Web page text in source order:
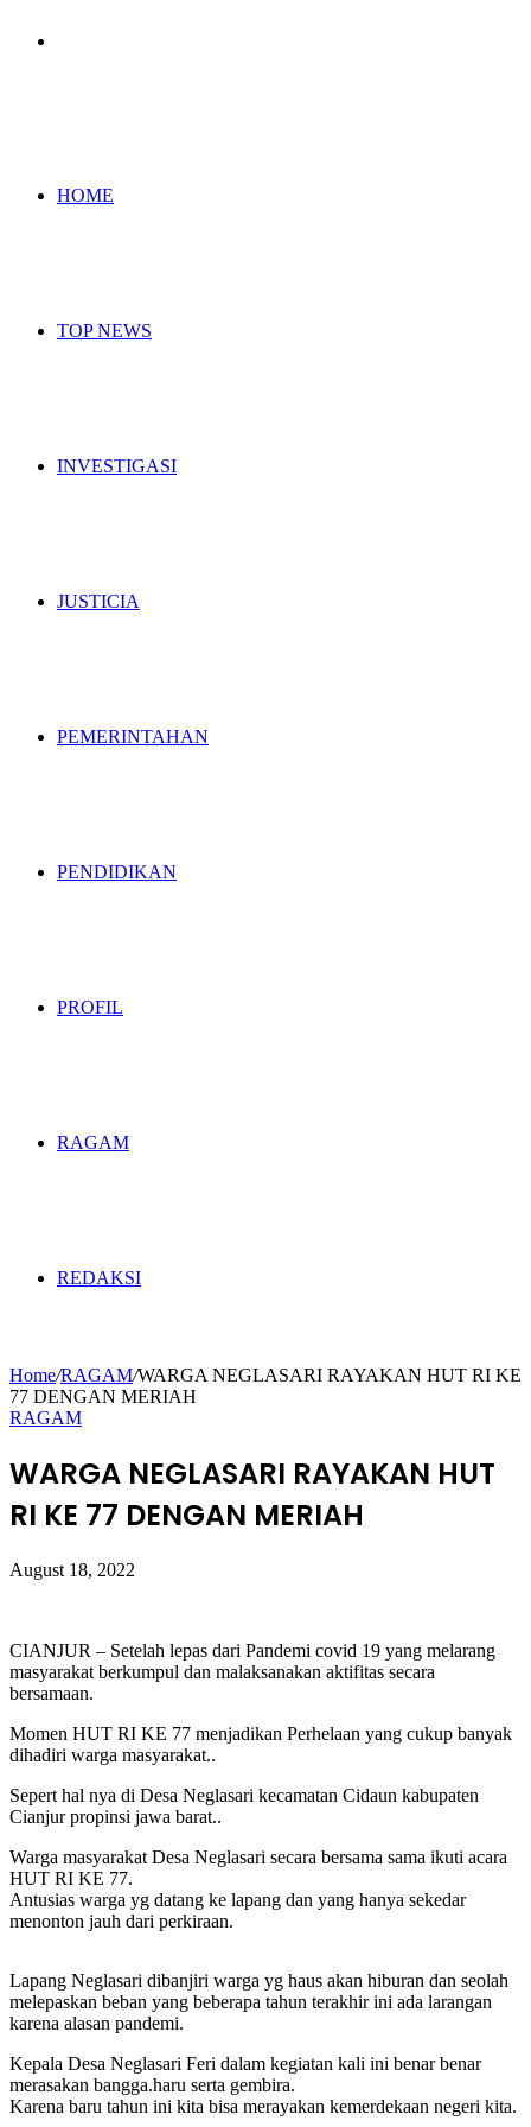
HOME
TOP NEWS
INVESTIGASI
JUSTICIA
PEMERINTAHAN
PENDIDIKAN
PROFIL
RAGAM
REDAKSI
Home/RAGAM/WARGA NEGLASARI RAYAKAN HUT RI KE
77 DENGAN MERIAH
RAGAM
WARGA NEGLASARI RAYAKAN HUT
RI KE 77 DENGAN MERIAH
August 18, 2022
CIANJUR – Setelah lepas dari Pandemi covid 19 yang melarang
masyarakat berkumpul dan malaksanakan aktifitas secara
bersamaan.
Momen HUT RI KE 77 menjadikan Perhelaan yang cukup banyak
dihadiri warga masyarakat..
Sepert hal nya di Desa Neglasari kecamatan Cidaun kabupaten
Cianjur propinsi jawa barat..
Warga masyarakat Desa Neglasari secara bersama sama ikuti acara
HUT RI KE 77.
Antusias warga yg datang ke lapang dan yang hanya sekedar
menonton jauh dari perkiraan.
Lapang Neglasari dibanjiri warga yg haus akan hiburan dan seolah
melepaskan beban yang beberapa tahun terakhir ini ada larangan
karena alasan pandemi.
Kepala Desa Neglasari Feri dalam kegiatan kali ini benar benar
merasakan bangga.haru serta gembira.
Karena baru tahun ini kita bisa merayakan kemerdekaan negeri kita.